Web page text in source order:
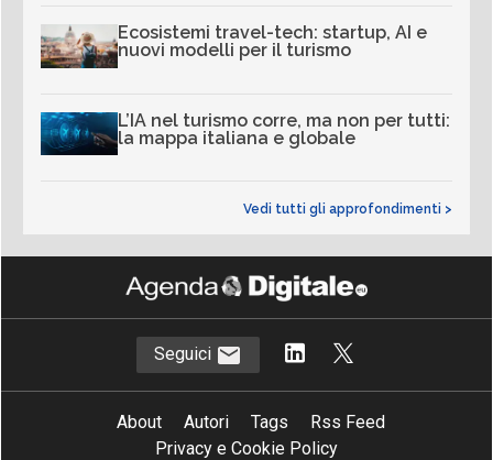
Ecosistemi travel-tech: startup, AI e
nuovi modelli per il turismo
L’IA nel turismo corre, ma non per tutti:
la mappa italiana e globale
Vedi tutti gli approfondimenti >
Seguici
About Autori Tags
Rss Feed
Privacy e Cookie Policy